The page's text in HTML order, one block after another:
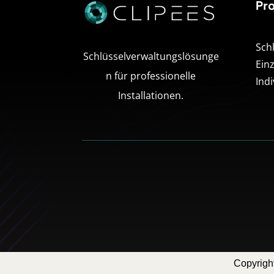
Schlüsselverwaltungslösunge
n für professionelle
Installationen.